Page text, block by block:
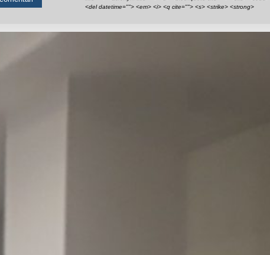
<del datetime=""> <em> <i> <q cite=""> <s> <strike> <strong>